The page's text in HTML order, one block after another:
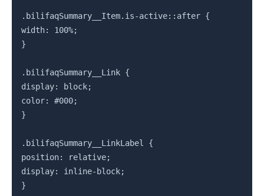
.bilifaqSummary__Item.is-active::after {
width: 100%;
}
.bilifaqSummary__Link {
display: block;
color: #000;
}
.bilifaqSummary__LinkLabel {
position: relative;
display: inline-block;
}